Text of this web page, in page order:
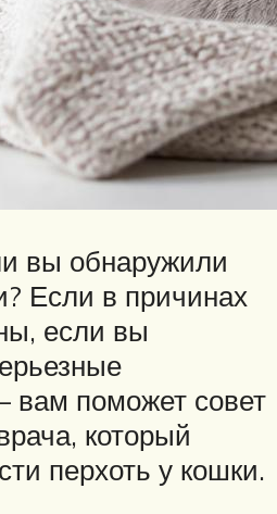
вы обнаружили
Если в причинах
если вы
вам поможет совет
который
перхоть у кошки.